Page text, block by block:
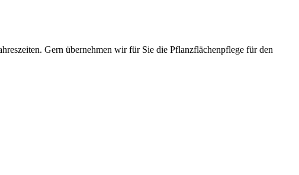
Gern übernehmen wir für Sie die Pflanzflächenpflege für den